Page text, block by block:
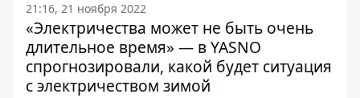
21:16, 21 ноября 2022
«Электричества может не быть очень
длительное время» — в YASNO
спрогнозировали, какой будет ситуация
с электричеством зимой